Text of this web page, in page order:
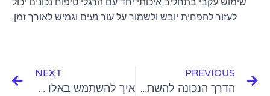
לעזור להפחית יובש ולשמור על עור נעים וגמיש לאורך זמן.
PREVIOUS
הדרך הנכונה להשתמש בקרם פנים עם ויטמין C
NEXT
איך להשתמש באלו קולינג לושן לקבלת עור רענן ובריא